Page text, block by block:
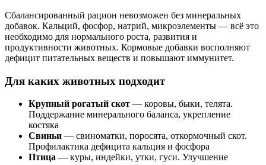
Сбалансированный рацион невозможен без минеральных
добавок. Кальций, фосфор, натрий, микроэлементы — всё это
необходимо для нормального роста, развития и
продуктивности животных. Кормовые добавки восполняют
дефицит питательных веществ и повышают иммунитет.
Для каких животных подходит
Крупный рогатый скот — коровы, быки, телята.
Поддержание минерального баланса, укрепление
костяка
Свиньи — свиноматки, поросята, откормочный скот.
Профилактика дефицита кальция и фосфора
Птица — куры, индейки, утки, гуси. Улучшение